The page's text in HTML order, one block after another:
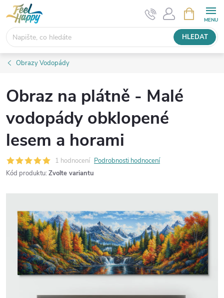
Přejít
na
obsah
HLEDAT
NÁKUPNÍ
KOŠÍK
Obrazy Vodopády
Obraz na plátně - Malé
vodopády obklopené
lesem a horami
1 hodnocení Podrobnosti hodnocení
Kód produktu: Zvolte variantu